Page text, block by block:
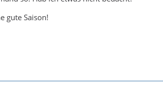
gute Saison!